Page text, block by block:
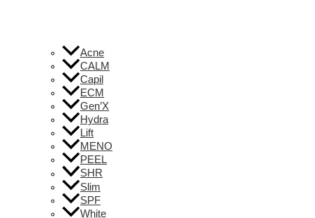
Acne
CALM
Capil
ECM
Gen’X
Hydra
Lift
MENO
PEEL
SHR
Slim
SPF
White